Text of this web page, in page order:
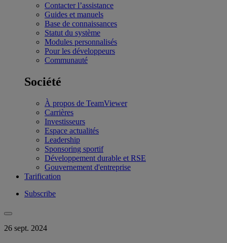
Contacter l’assistance
Guides et manuels
Base de connaissances
Statut du système
Modules personnalisés
Pour les développeurs
Communauté
Société
À propos de TeamViewer
Carrières
Investisseurs
Espace actualités
Leadership
Sponsoring sportif
Développement durable et RSE
Gouvernement d'entreprise
Tarification
Subscribe
26 sept. 2024